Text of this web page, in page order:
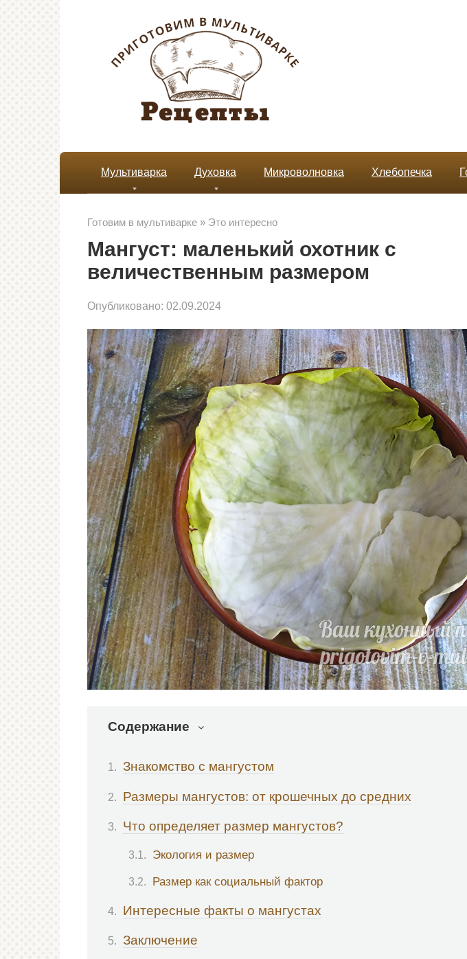
Мультиварка Духовка Микроволновка Хлебопечка
Готовим в мультиварке » Это интересно
Мангуст: маленький охотник с
величественным размером
Опубликовано: 02.09.2024
Содержание
Знакомство с мангустом
Размеры мангустов: от крошечных до средних
Что определяет размер мангустов?
Экология и размер
Размер как социальный фактор
Интересные факты о мангустах
Заключение